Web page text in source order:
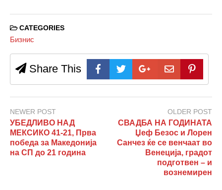
CATEGORIES
Бизнис
Share This
NEWER POST
УБЕДЛИВО НАД
МЕКСИКО 41-21, Прва
победа за Македонија
на СП до 21 година
OLDER POST
СВАДБА НА ГОДИНАТА
Џеф Безос и Лорен
Санчез ќе се венчаат во
Венеција, градот
подготвен – и
вознемирен